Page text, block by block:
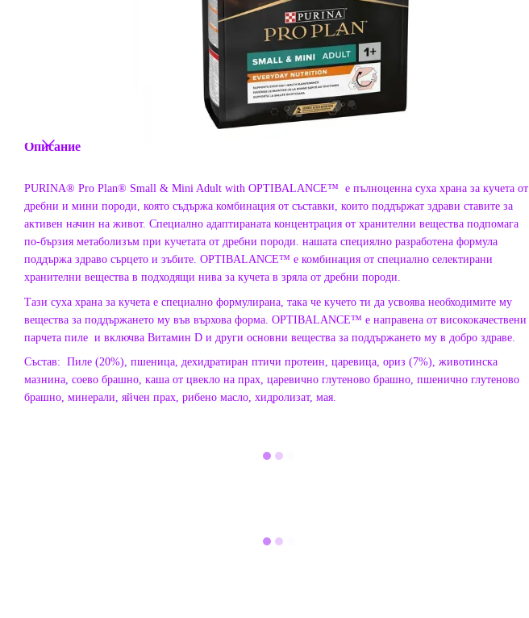
Описание
PURINA® Pro Plan® Small & Mini Adult with OPTIBALANCE™ е пълноценна суха храна за кучета от
дребни и мини породи, която съдържа комбинация от съставки, които поддържат здрави ставите за
активен начин на живот. Специално адаптираната концентрация от хранителни вещества подпомага
по-бързия метаболизъм при кучетата от дребни породи. нашата специялно разработена формула
поддържа здраво сърцето и зъбите. OPTIBALANCE™ е комбинация от специално селектирани
хранителни вещества в подходящи нива за кучета в зряла от дребни породи.
Тази суха храна за кучета е специално формулирана, така че кучето ти да усвоява необходимите му
вещества за поддържането му във върхова форма. OPTIBALANCE™ е направена от висококачествени
парчета пиле и включва Витамин D и други основни вещества за поддържането му в добро здраве.
Състав: Пиле (20%), пшеница, дехидратиран птичи протеин, царевица, ориз (7%), животинска
мазнина, соево брашно, каша от цвекло на прах, царевично глутеново брашно, пшенично глутеново
брашно, минерали, яйчен прах, рибено масло, хидролизат, мая.